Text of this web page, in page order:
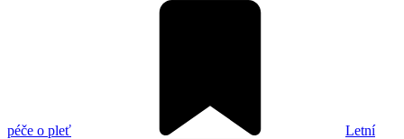
péče o pleť Letní